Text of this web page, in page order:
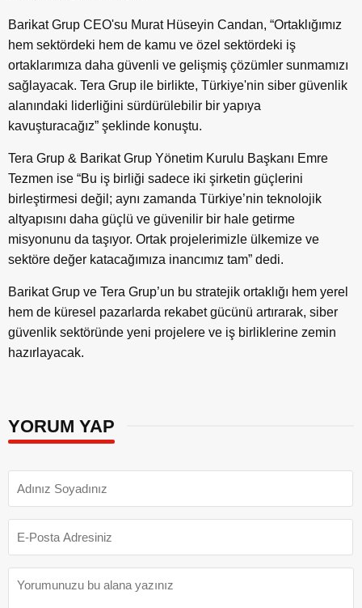
Barikat Grup CEO'su Murat Hüseyin Candan, “Ortaklığımız
hem sektördeki hem de kamu ve özel sektördeki iş
ortaklarımıza daha güvenli ve gelişmiş çözümler sunmamızı
sağlayacak. Tera Grup ile birlikte, Türkiye'nin siber güvenlik
alanındaki liderliğini sürdürülebilir bir yapıya
kavuşturacağız” şeklinde konuştu.
Tera Grup & Barikat Grup Yönetim Kurulu Başkanı Emre
Tezmen ise “Bu iş birliği sadece iki şirketin güçlerini
birleştirmesi değil; aynı zamanda Türkiye’nin teknolojik
altyapısını daha güçlü ve güvenilir bir hale getirme
misyonunu da taşıyor. Ortak projelerimizle ülkemize ve
sektöre değer katacağımıza inancımız tam” dedi.
Barikat Grup ve Tera Grup’un bu stratejik ortaklığı hem yerel
hem de küresel pazarlarda rekabet gücünü artırarak, siber
güvenlik sektöründe yeni projelere ve iş birliklerine zemin
hazırlayacak.
YORUM YAP